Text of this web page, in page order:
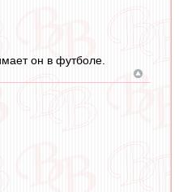
он в футболе.